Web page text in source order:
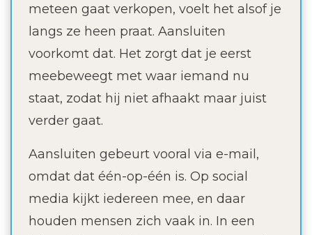
meteen gaat verkopen, voelt het alsof je
langs ze heen praat. Aansluiten
voorkomt dat. Het zorgt dat je eerst
meebeweegt met waar iemand nu
staat, zodat hij niet afhaakt maar juist
verder gaat.
Aansluiten gebeurt vooral via e-mail,
omdat dat één-op-één is. Op social
media kijkt iedereen mee, en daar
houden mensen zich vaak in. In een